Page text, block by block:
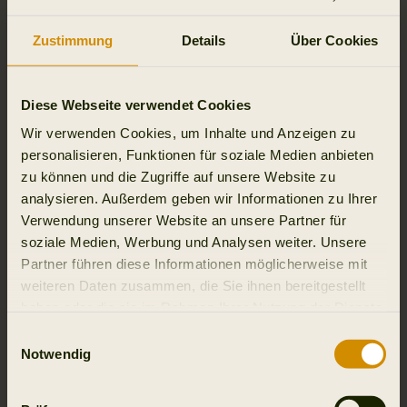
Zustimmung Details Über Cookies
Diese Webseite verwendet Cookies
Wir verwenden Cookies, um Inhalte und Anzeigen zu
personalisieren, Funktionen für soziale Medien anbieten
zu können und die Zugriffe auf unsere Website zu
analysieren. Außerdem geben wir Informationen zu Ihrer
Verwendung unserer Website an unsere Partner für
soziale Medien, Werbung und Analysen weiter. Unsere
Partner führen diese Informationen möglicherweise mit
weiteren Daten zusammen, die Sie ihnen bereitgestellt
Notwendig
Sklep Myśliwski Szóstak
ul. św. Barbary 50, 98-300 Wieluń, Poland
Website: https://www.sklepszostak.pl/
Sklep Dolasu.pl
ul. Śląska 36, 05-501 Piaseczno, Poland
Website: https://dolasu.pl/
TROP Centrum Myślistwa i Strzelectwa